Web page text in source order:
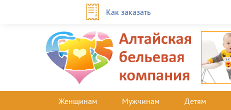
Как заказать
Женщинам Мужчинам Детям